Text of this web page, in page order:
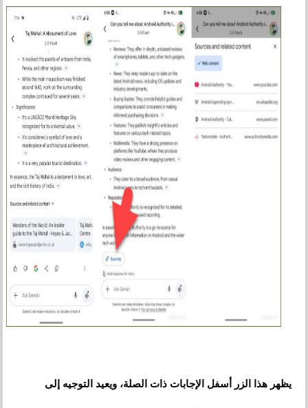
يظهر هذا الزر أسفل الإجابات ذات الصلة، ويعيد التوجيه إلى